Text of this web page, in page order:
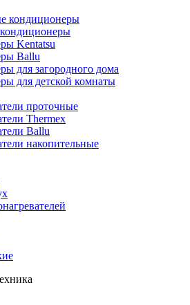
кондиционеры
Kentatsu
Ballu
для загородного дома
для детской комнаты
проточные
Thermex
Ballu
накопительные